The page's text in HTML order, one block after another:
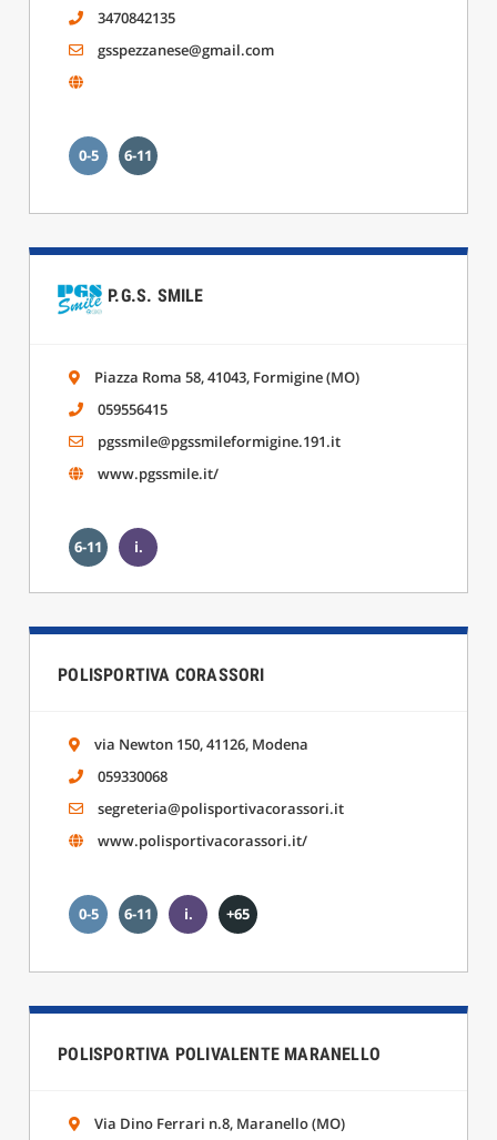
3470842135
gsspezzanese@gmail.com
0-5 6-11
P.G.S. SMILE
Piazza Roma 58, 41043, Formigine (MO)
059556415
pgssmile@pgssmileformigine.191.it
www.pgssmile.it/
6-11 i.
POLISPORTIVA CORASSORI
via Newton 150, 41126, Modena
059330068
segreteria@polisportivacorassori.it
www.polisportivacorassori.it/
0-5 6-11 i. +65
POLISPORTIVA POLIVALENTE MARANELLO
Via Dino Ferrari n.8, Maranello (MO)